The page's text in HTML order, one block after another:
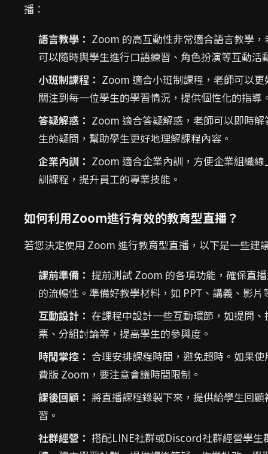
播：
語言教學： Zoom 的高互動性非常適合語言教學，
可以隨時與學生進行口語練習、角色扮演等互動活
小班制課程： Zoom 適合小班制課程，老師可以更
關注到每一位學生的學習情況，提供個性化的指導
答疑解惑： Zoom 適合答疑解惑，老師可以即時解
生的疑問，幫助學生更好地理解課程內容。
企業內訓： Zoom 適合企業內訓，方便企業組織線
訓課程，提升員工的專業技能。
如何利用Zoom進行有效的教育型直播？
若您決定使用 Zoom 進行教育型直播，以下是一些建
課前準備： 提前測試 Zoom 的各項功能，確保直
的流暢性。準備好教學材料，如 PPT、講義、影片
互動設計： 在課程中設計一些互動環節，如提問、
票、分組討論等，提高學生的參與度。
時間掌控： 合理安排課程時間，避免超時。如果使
費版 Zoom，要注意會議時間限制。
課後回顧： 將直播課程錄製下來，提供給學生回顧
習。
社群經營： 搭配LINE社群或Discord社群經營學生